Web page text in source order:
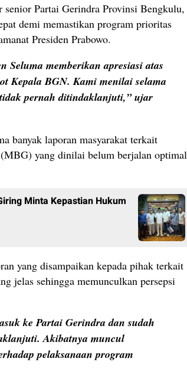
Partai Gerindra Provinsi Bengkulu,
demi memastikan program prioritas
Presiden Prabowo.
Seluma memberikan apresiasi atas
Kepala BGN. Kami menilai selama
pernah ditindaklanjuti,” ujar
banyak laporan masyarakat terkait
yang dinilai belum berjalan optimal
Minta Kepastian Hukum
yang disampaikan kepada pihak terkait
jelas sehingga memunculkan persepsi
ke Partai Gerindra dan sudah
Akibatnya muncul
pelaksanaan program